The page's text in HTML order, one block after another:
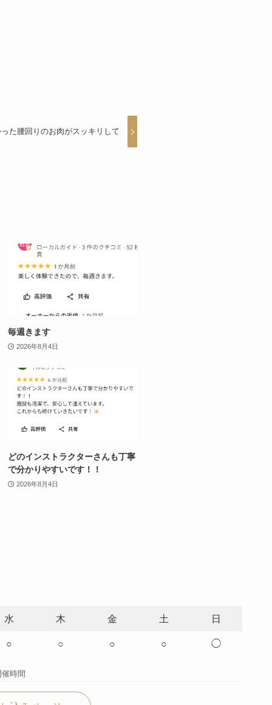
た腰回りのお肉がスッキリして
毎週きます
2026年8月4日
どのインストラクターさんも丁寧
で分かりやすいです！！
2026年8月4日
水 木 金 土 日
○ ○ ○ ○ ◯
時間